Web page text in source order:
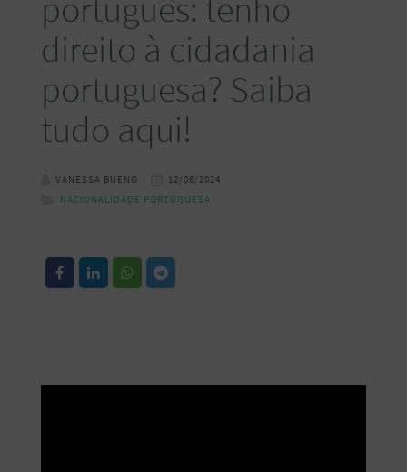
direito à cidadania
portuguesa? Saiba
tudo aqui!
VANESSA BUENO
12/08/2024
NACIONALIDADE PORTUGUESA